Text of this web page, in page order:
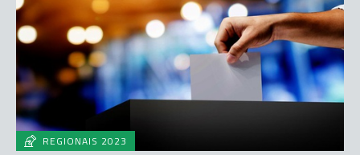
REGIONAIS 2023